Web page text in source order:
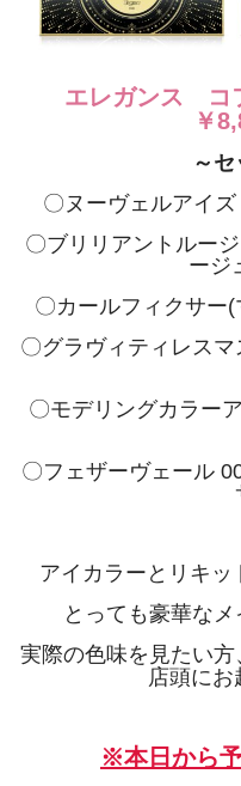
エレガンス コ
￥
～
〇ヌーヴェルアイ
〇ブリリアントルー
ー
〇カールフィクサ
〇グラヴィティレス
〇モデリングカラー
〇フェザーヴェール
アイカラーとリキ
とっても豪華なメ
実際の色味を見たい
店頭にお
※本日から